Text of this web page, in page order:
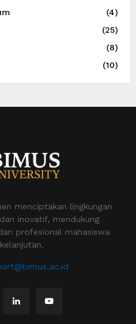
(4)
(25)
(8)
(10)
menciptakan lingkungan
inovatif, mendukung
profesional mahasiswa